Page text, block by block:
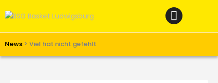
News > Viel hat nicht gefehlt
Verein